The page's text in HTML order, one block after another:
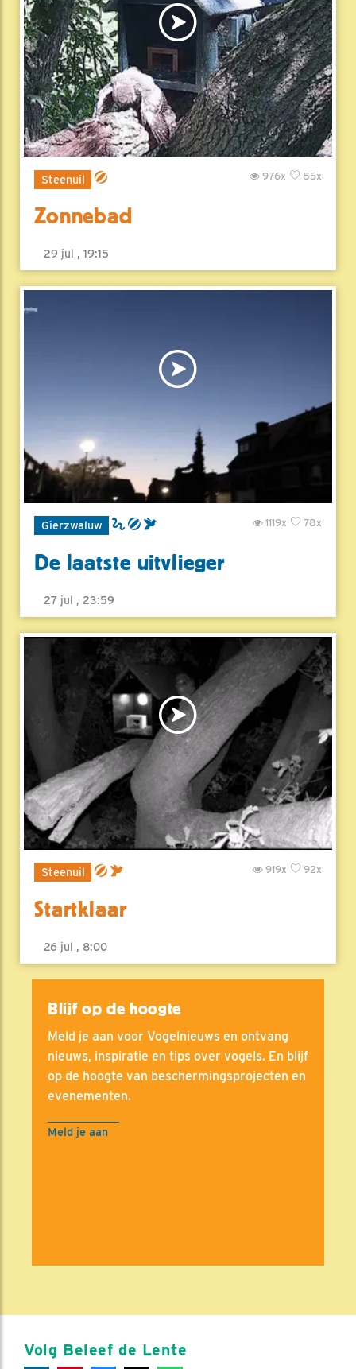
Steenuil 85x
976x
Zonnebad
29 jul , 19:15
Gierzwaluw 78x
1119x
De laatste uitvlieger
27 jul , 23:59
Steenuil 92x
919x
Startklaar
26 jul , 8:00
Blijf op de hoogte
Meld je aan voor Vogelnieuws en ontvang
nieuws, inspiratie en tips over vogels. En blijf
op de hoogte van beschermingsprojecten en
evenementen.
Meld je aan
Volg Beleef de Lente